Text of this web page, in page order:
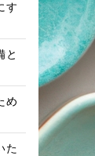
す
と
め
た